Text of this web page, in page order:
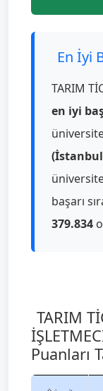
En İyi
TARIM
en iyi
başarı
379.834
TARIM
Puanları